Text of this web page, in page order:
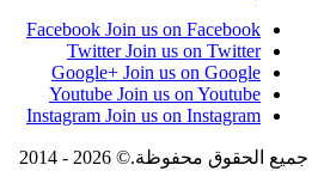
Facebook Join us on Facebook
Twitter Join us on Twitter
Google+ Join us on Google
Youtube Join us on Youtube
Instagram Join us on Instagram
جميع الحقوق محفوظة.© 2026 - 2014